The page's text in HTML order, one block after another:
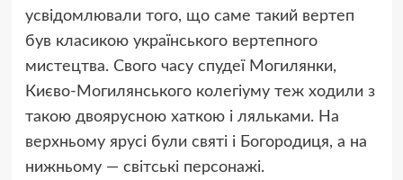
усвідомлювали того, що саме такий вертеп
був класикою українського вертепного
мистецтва. Свого часу спудеї Могилянки,
Києво-Могилянського колегіуму теж ходили з
такою двоярусною хаткою і ляльками. На
верхньому ярусі були святі і Богородиця, а на
нижньому — світські персонажі.